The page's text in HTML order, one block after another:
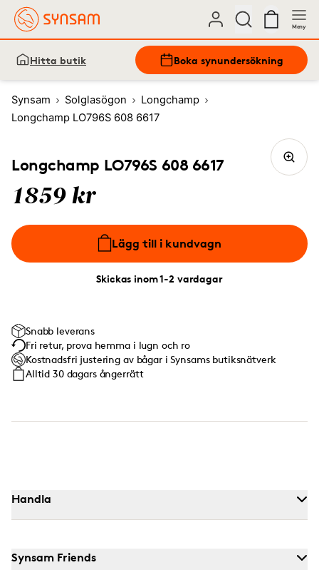
Meny
Hitta butik Boka synundersökning
Synsam Solglasögon
Longchamp
Longchamp LO796S 608 6617
Longchamp LO796S 608 6617
1859 kr
Lägg till i kundvagn
Skickas inom 1-2 vardagar
Snabb leverans
Fri retur, prova hemma i lugn och ro
Kostnadsfri justering av bågar i Synsams butiksnätverk
Alltid 30 dagars ångerrätt
Handla
Synsam Friends